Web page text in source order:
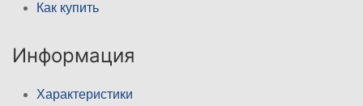
Как купить
Информация
Характеристики